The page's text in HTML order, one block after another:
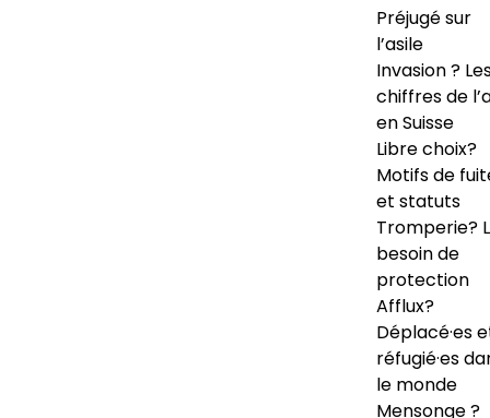
Préjugé sur
l’asile
Invasion ?
chiffres de
en Suisse
Libre choix?
Motifs de
et statuts
Tromperie?
besoin de
protection
Afflux?
Déplacé·es
réfugié·es
le monde
Mensonge ?